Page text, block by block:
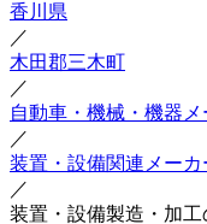
香川県
／
木田郡三木町
／
自動車・機械・機器
／
装置・設備関連メーカ
／
装置・設備製造・加工